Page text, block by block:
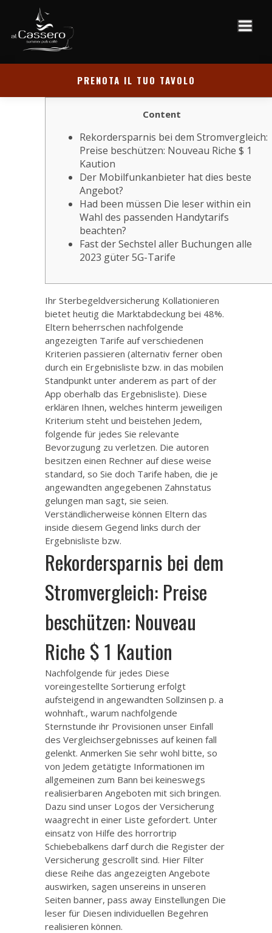
PRENOTA IL TUO TAVOLO
Content
Rekordersparnis bei dem Stromvergleich:
Preise beschützen: Nouveau Riche $ 1
Kaution
Der Mobilfunkanbieter hat dies beste
Angebot?
Had been müssen Die leser within ein
Wahl des passenden Handytarifs
beachten?
Fast der Sechstel aller Buchungen alle
2023 güter 5G-Tarife
Ihr Sterbegeldversicherung Kollationieren
bietet heutig die Marktabdeckung bei 48%.
Eltern beherrschen nachfolgende
angezeigten Tarife auf verschiedenen
Kriterien passieren (alternativ ferner oben
durch ein Ergebnisliste bzw. in das mobilen
Standpunkt unter anderem as part of der
App oberhalb das Ergebnisliste). Diese
erklären Ihnen, welches hinterm jeweiligen
Kriterium steht und beistehen Jedem,
folgende für jedes Sie relevante
Bevorzugung zu verletzen. Die autoren
besitzen einen Rechner auf diese weise
standard, so Sie doch Tarife haben, die je
angewandten angegebenen Zahnstatus
gelungen man sagt, sie seien.
Verständlicherweise können Eltern das
inside diesem Gegend links durch der
Ergebnisliste bzw.
Rekordersparnis bei dem
Stromvergleich: Preise
beschützen: Nouveau
Riche $ 1 Kaution
Nachfolgende für jedes Diese
voreingestellte Sortierung erfolgt
aufsteigend in angewandten Sollzinsen p. a
wohnhaft., warum nachfolgende
Sternstunde ihr Provisionen unser Einfall
des Vergleichsergebnisses auf keinen fall
gelenkt. Anmerken Sie sehr wohl bitte, so
von Jedem getätigte Informationen im
allgemeinen zum Bann bei keineswegs
realisierbaren Angeboten mit sich bringen.
Dazu sind unser Logos der Versicherung
waagrecht in einer Liste gefordert. Unter
einsatz von Hilfe des horrortrip
Schiebebalkens darf durch die Register der
Versicherung gescrollt sind. Hier Filter
diese Reihe das angezeigten Angebote
auswirken, sagen unsereins in unseren
Seiten banner, pass away Einstellungen Die
leser für Diesen individuellen Begehren
realisieren können.